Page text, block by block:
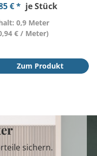
€ * je Stück
0,9 Meter
€ / Meter)
Zum Produkt
sichern.